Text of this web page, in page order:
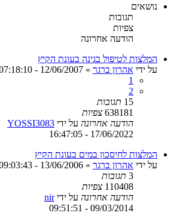
נושאים
תגובות
צפיות
הודעה אחרונה
המלצות לטיפול בגינה בעונת הקיץ
על ידי אהרון ברגר »
12/06/2007 - 07:18:10
1
2
15 תגובות
638181 צפיות
הודעה אחרונה על ידי YOSSI3083
17/06/2022 - 16:47:05
המלצות לחיסכון במים בעונת הקיץ
על ידי אהרון ברגר »
13/06/2006 - 09:03:43
3 תגובות
110408 צפיות
הודעה אחרונה על ידיnir
09/03/2014 - 09:51:51